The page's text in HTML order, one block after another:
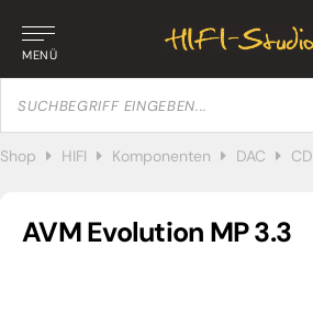
MENÜ
Products
search
Shop HIFI Komponenten DAC CD
AVM Evolution MP 3.3